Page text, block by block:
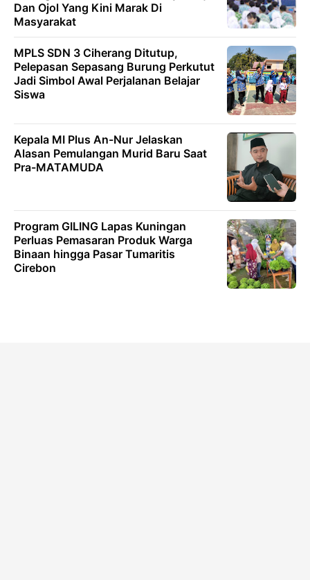
Dan Ojol Yang Kini Marak Di
Masyarakat
MPLS SDN 3 Ciherang Ditutup,
Pelepasan Sepasang Burung Perkutut
Jadi Simbol Awal Perjalanan Belajar
Siswa
Kepala MI Plus An-Nur Jelaskan
Alasan Pemulangan Murid Baru Saat
Pra-MATAMUDA
Program GILING Lapas Kuningan
Perluas Pemasaran Produk Warga
Binaan hingga Pasar Tumaritis
Cirebon